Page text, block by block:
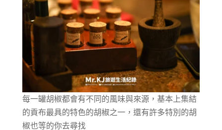
每一罐胡椒都會有不同的風味與來源，基本上集結
的貢布最具的特色的胡椒之一，還有許多特別的胡
椒也等的你去尋找